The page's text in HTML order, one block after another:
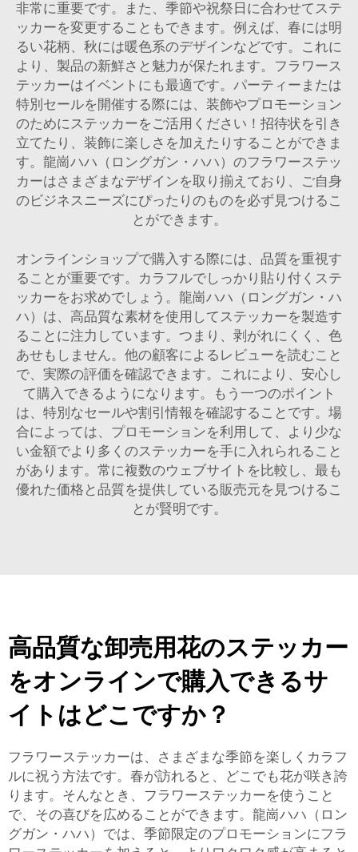
非常に重要です。また、季節や祝祭日に合わせてステ
ッカーを変更することもできます。例えば、春には明
るい花柄、秋には暖色系のデザインなどです。これに
より、製品の新鮮さと魅力が保たれます。フラワース
テッカーはイベントにも最適です。パーティーまたは
特別セールを開催する際には、装飾やプロモーション
のためにステッカーをご活用ください！招待状を引き
立てたり、装飾に楽しさを加えたりすることができま
す。龍崗ハハ（ロングガン・ハハ）のフラワーステッ
カーはさまざまなデザインを取り揃えており、ご自身
のビジネスニーズにぴったりのものを必ず見つけるこ
とができます。
オンラインショップで購入する際には、品質を重視す
ることが重要です。カラフルでしっかり貼り付くステ
ッカーをお求めでしょう。龍崗ハハ（ロングガン・ハ
ハ）は、高品質な素材を使用してステッカーを製造す
ることに注力しています。つまり、剥がれにくく、色
あせもしません。他の顧客によるレビューを読むこと
で、実際の評価を確認できます。これにより、安心し
て購入できるようになります。もう一つのポイント
は、特別なセールや割引情報を確認することです。場
合によっては、プロモーションを利用して、より少な
い金額でより多くのステッカーを手に入れられること
があります。常に複数のウェブサイトを比較し、最も
優れた価格と品質を提供している販売元を見つけるこ
とが賢明です。
高品質な卸売用花のステッカー
をオンラインで購入できるサ
イトはどこですか？
フラワーステッカーは、さまざまな季節を楽しくカラフ
ルに祝う方法です。春が訪れると、どこでも花が咲き誇
ります。そんなとき、フラワーステッカーを使うこと
で、その喜びを広めることができます。龍崗ハハ（ロン
グガン・ハハ）では、季節限定のプロモーションにフラ